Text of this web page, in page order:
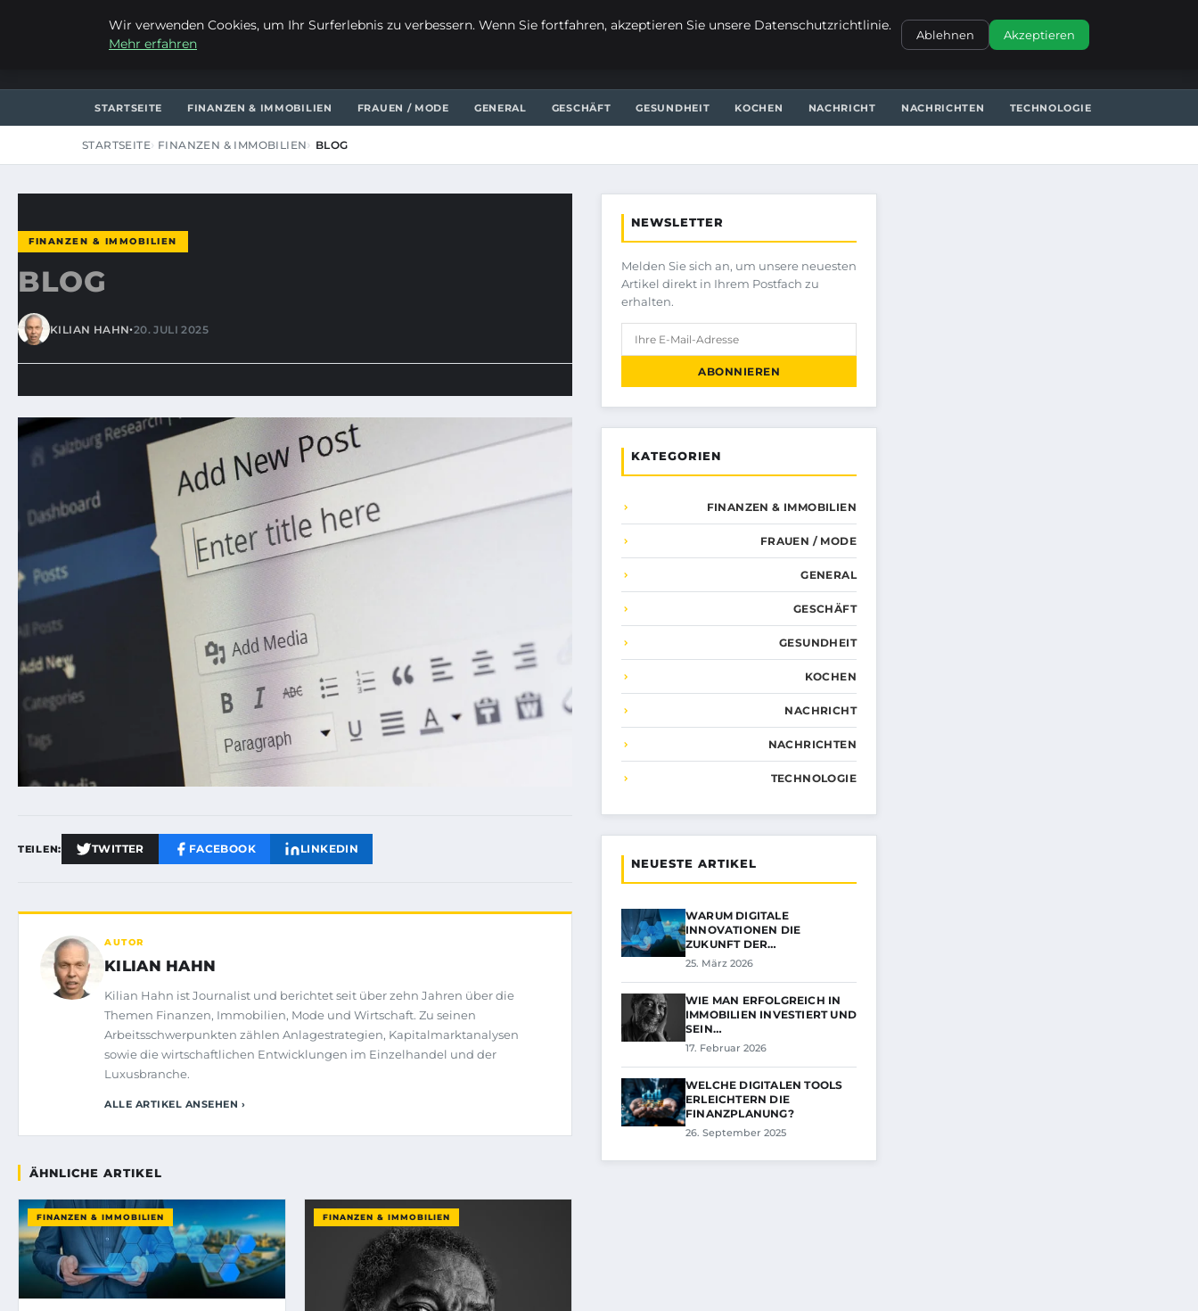
STARTSEITE FINANZEN & IMMOBILIEN FRAUEN / MODE GENERAL GESCHÄFT GESUNDHEIT KOCHEN NACHRICHT NACHRICHTEN TECHNOLOGIE
STARTSEITE FINANZEN & IMMOBILIEN BLOG
FINANZEN & IMMOBILIEN
BLOG
KILIAN HAHN•20. JULI 2025
TEILEN: TWITTER FACEBOOK LINKEDIN
AUTOR
KILIAN HAHN
Kilian Hahn ist Journalist und berichtet seit über zehn Jahren über die
Themen Finanzen, Immobilien, Mode und Wirtschaft. Zu seinen
Arbeitsschwerpunkten zählen Anlagestrategien, Kapitalmarktanalysen
sowie die wirtschaftlichen Entwicklungen im Einzelhandel und der
Luxusbranche.
ALLE ARTIKEL ANSEHEN ›
ÄHNLICHE ARTIKEL
FINANZEN & IMMOBILIEN FINANZEN & IMMOBILIEN
NEWSLETTER
Melden Sie sich an, um unsere neuesten
Artikel direkt in Ihrem Postfach zu
erhalten.
ABONNIEREN
KATEGORIEN
FINANZEN & IMMOBILIEN
FRAUEN / MODE
GENERAL
GESCHÄFT
GESUNDHEIT
KOCHEN
NACHRICHT
NACHRICHTEN
TECHNOLOGIE
NEUESTE ARTIKEL
WARUM DIGITALE
INNOVATIONEN DIE
ZUKUNFT DER…
25. März 2026
WIE MAN ERFOLGREICH IN
IMMOBILIEN INVESTIERT UND
SEIN…
17. Februar 2026
WELCHE DIGITALEN TOOLS
ERLEICHTERN DIE
FINANZPLANUNG?
26. September 2025
Wir verwenden Cookies, um Ihr Surferlebnis zu verbessern. Wenn Sie fortfahren, akzeptieren Sie unsere Datenschutzrichtlinie.
Mehr erfahren
Ablehnen Akzeptieren